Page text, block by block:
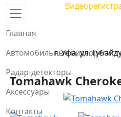
Центр автомобильных
г. Уфа, ул.
Главная
Автомобильные
Радар-детекторы
Аксессуары
Контакты
Tomahawk